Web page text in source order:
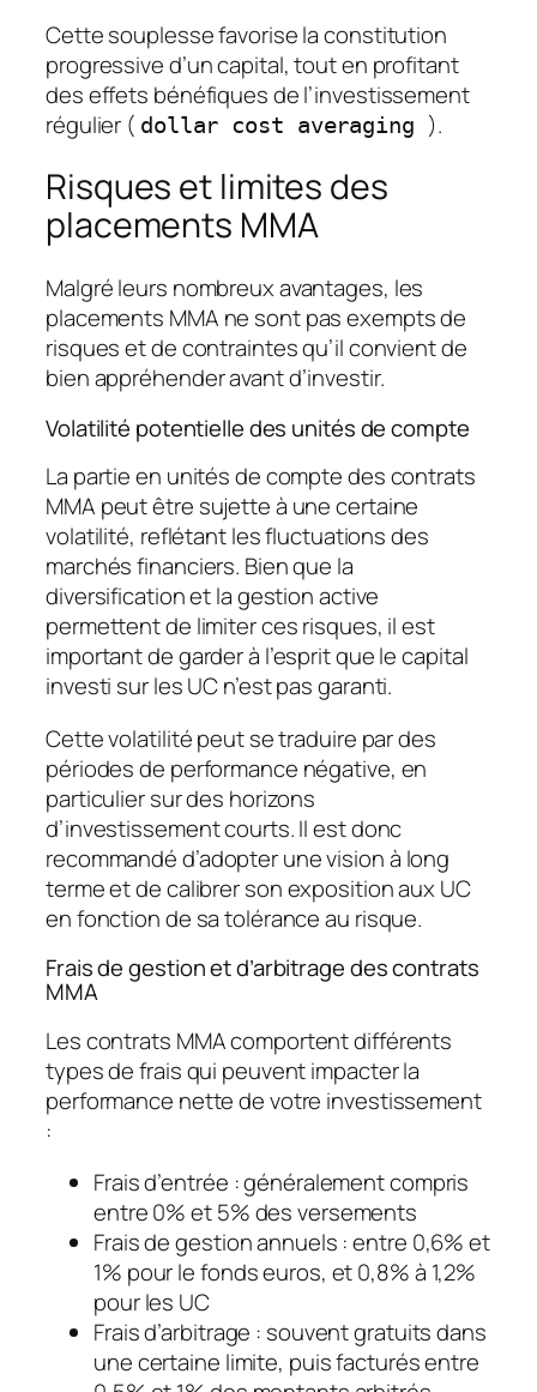
Cette souplesse favorise la constitution
progressive d’un capital, tout en profitant
des effets bénéfiques de l’investissement
régulier ( dollar cost averaging ).
Risques et limites des
placements MMA
Malgré leurs nombreux avantages, les
placements MMA ne sont pas exempts de
risques et de contraintes qu’il convient de
bien appréhender avant d’investir.
Volatilité potentielle des unités de compte
La partie en unités de compte des contrats
MMA peut être sujette à une certaine
volatilité, reflétant les fluctuations des
marchés financiers. Bien que la
diversification et la gestion active
permettent de limiter ces risques, il est
important de garder à l’esprit que le capital
investi sur les UC n’est pas garanti.
Cette volatilité peut se traduire par des
périodes de performance négative, en
particulier sur des horizons
d’investissement courts. Il est donc
recommandé d’adopter une vision à long
terme et decalibrer son exposition aux UC
en fonction de sa tolérance au risque.
Frais de gestion et d’arbitrage des contrats
MMA
Les contrats MMA comportent différents
types de frais qui peuvent impacter la
performance nette de votre investissement
:
Frais d’entrée : généralement compris
entre 0% et 5% des versements
Frais de gestion annuels : entre 0,6% et
1% pour le fonds euros, et 0,8% à 1,2%
pour les UC
Frais d’arbitrage : souvent gratuits dans
une certaine limite, puis facturés entre